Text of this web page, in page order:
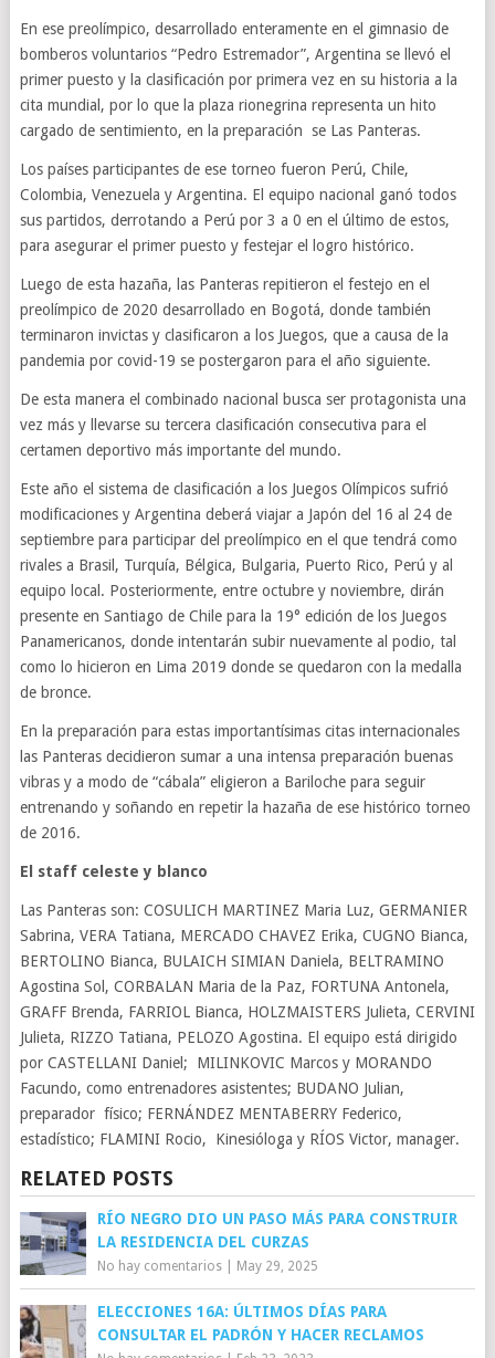
En ese preolímpico, desarrollado enteramente en el gimnasio de
bomberos voluntarios “Pedro Estremador”, Argentina se llevó el
primer puesto y la clasificación por primera vez en su historia a la
cita mundial, por lo que la plaza rionegrina representa un hito
cargado de sentimiento, en la preparación se Las Panteras.
Los países participantes de ese torneo fueron Perú, Chile,
Colombia, Venezuela y Argentina. El equipo nacional ganó todos
sus partidos, derrotando a Perú por 3 a 0 en el último de estos,
para asegurar el primer puesto y festejar el logro histórico.
Luego de esta hazaña, las Panteras repitieron el festejo en el
preolímpico de 2020 desarrollado en Bogotá, donde también
terminaron invictas y clasificaron a los Juegos, que a causa de la
pandemia por covid-19 se postergaron para el año siguiente.
De esta manera el combinado nacional busca ser protagonista una
vez más y llevarse su tercera clasificación consecutiva para el
certamen deportivo más importante del mundo.
Este año el sistema de clasificación a los Juegos Olímpicos sufrió
modificaciones y Argentina deberá viajar a Japón del 16 al 24 de
septiembre para participar del preolímpico en el que tendrá como
rivales a Brasil, Turquía, Bélgica, Bulgaria, Puerto Rico, Perú y al
equipo local. Posteriormente, entre octubre y noviembre, dirán
presente en Santiago de Chile para la 19° edición de los Juegos
Panamericanos, donde intentarán subir nuevamente al podio, tal
como lo hicieron en Lima 2019 donde se quedaron con la medalla
de bronce.
En la preparación para estas importantísimas citas internacionales
las Panteras decidieron sumar a una intensa preparación buenas
vibras y a modo de “cábala” eligieron a Bariloche para seguir
entrenando y soñando en repetir la hazaña de ese histórico torneo
de 2016.
El staff celeste y blanco
Las Panteras son: COSULICH MARTINEZ Maria Luz, GERMANIER
Sabrina, VERA Tatiana, MERCADO CHAVEZ Erika, CUGNO Bianca,
BERTOLINO Bianca, BULAICH SIMIAN Daniela, BELTRAMINO
Agostina Sol, CORBALAN Maria de la Paz, FORTUNA Antonela,
GRAFF Brenda, FARRIOL Bianca, HOLZMAISTERS Julieta, CERVINI
Julieta, RIZZO Tatiana, PELOZO Agostina. El equipo está dirigido
por CASTELLANI Daniel; MILINKOVIC Marcos y MORANDO
Facundo, como entrenadores asistentes; BUDANO Julian,
preparador físico; FERNÁNDEZ MENTABERRY Federico,
estadístico; FLAMINI Rocio, Kinesióloga y RÍOS Victor, manager.
RELATED POSTS
RÍO NEGRO DIO UN PASO MÁS PARA CONSTRUIR
LA RESIDENCIA DEL CURZAS
No hay comentarios| May 29, 2025
ELECCIONES 16A: ÚLTIMOS DÍAS PARA
CONSULTAR EL PADRÓN Y HACER RECLAMOS